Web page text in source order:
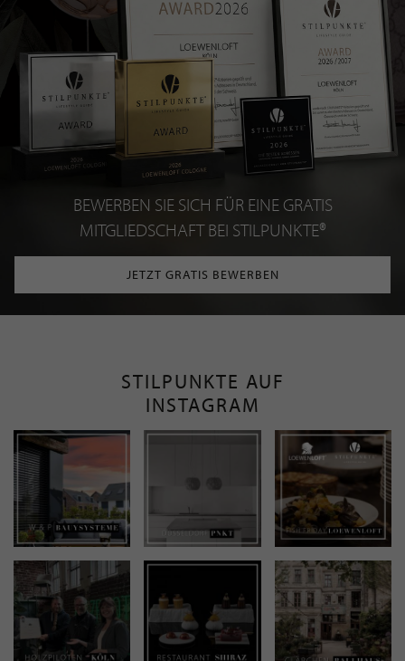
BEWERBEN SIE SICH FÜR EINE GRATIS
MITGLIEDSCHAFT BEI STILPUNKTE®
JETZT GRATIS BEWERBEN
STILPUNKTE AUF
INSTAGRAM